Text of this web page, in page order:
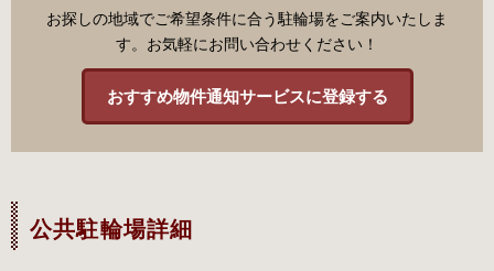
お探しの地域でご希望条件に合う駐輪場をご案内いたしま
す。お気軽にお問い合わせください！
おすすめ物件通知サービスに登録する
公共駐輪場詳細